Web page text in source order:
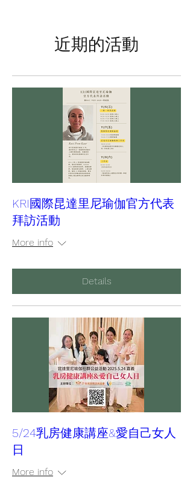
近期的活動
KRI國際昆達里尼瑜伽官方代表
拜訪活動
More info
Details
5/24乳房健康講座&愛自己女人
日
More info